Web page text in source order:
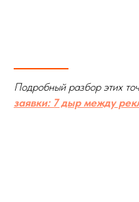
Подробный разбор этих
заявки: 7 дыр между